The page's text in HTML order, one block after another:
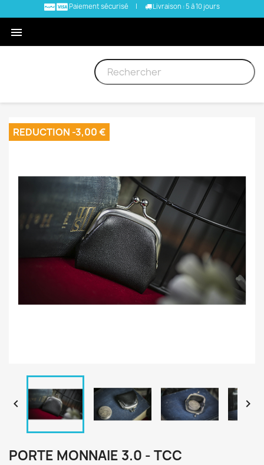
Paiement sécurisé | Livraison : 5 à 10 jours

REDUCTION -3,00 €
 
PORTE MONNAIE 3.0 - TCC